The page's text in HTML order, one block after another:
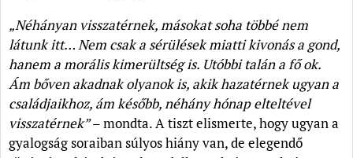
„Néhányan visszatérnek, másokat soha többé nem
látunk itt… Nem csak a sérülések miatti kivonás a gond,
hanem a morális kimerültség is. Utóbbi talán a fő ok.
Ám bőven akadnak olyanok is, akik hazatérnek ugyan a
családjaikhoz, ám később, néhány hónap elteltével
visszatérnek”– mondta. A tiszt elismerte, hogy ugyan a
gyalogság soraiban súlyos hiány van, de elegendő